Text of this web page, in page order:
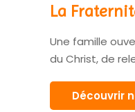
La
Une famille
du Christ, de
Découvrir